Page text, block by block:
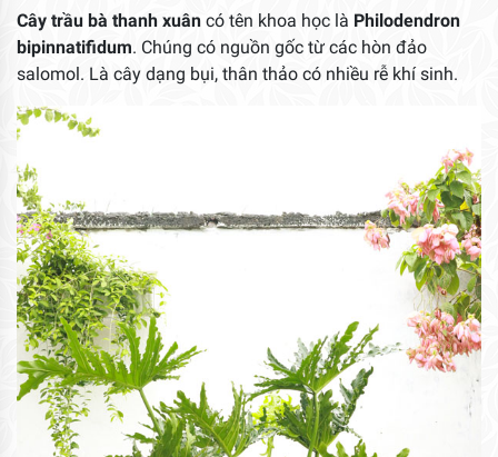
Cây trầu bà thanh xuân có tên khoa học là Philodendron
bipinnatifidum. Chúng có nguồn gốc từ các hòn đảo
salomol. Là cây dạng bụi, thân thảo có nhiều rễ khí sinh.